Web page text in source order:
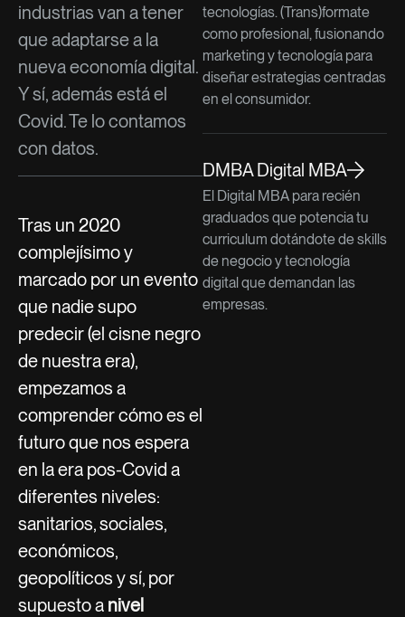
industrias van a tener
que adaptarse a la
nueva economía digital.
Y sí, además está el
Covid. Te lo contamos
con datos.
Tras un 2020
complejísimo y
marcado por un evento
que nadie supo
predecir (el cisne negro
de nuestra era),
empezamos a
comprender cómo es el
futuro que nos espera
en la era pos-Covid a
diferentes niveles:
sanitarios, sociales,
económicos,
geopolíticos y sí, por
supuesto a nivel
tecnologías. (Trans)formate
como profesional, fusionando
marketing y tecnología para
diseñar estrategias centradas
en el consumidor.
DMBA Digital MBA
El Digital MBA para recién
graduados que potencia tu
curriculum dotándote de skills
de negocio y tecnología
digital que demandan las
empresas.